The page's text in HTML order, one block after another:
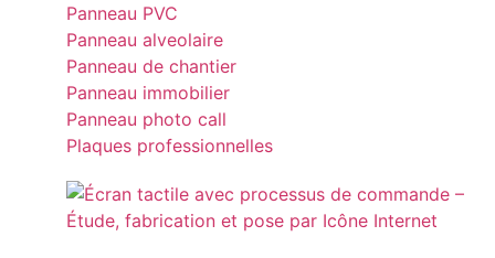
Panneau PVC
Panneau alveolaire
Panneau de chantier
Panneau immobilier
Panneau photo call
Plaques professionnelles